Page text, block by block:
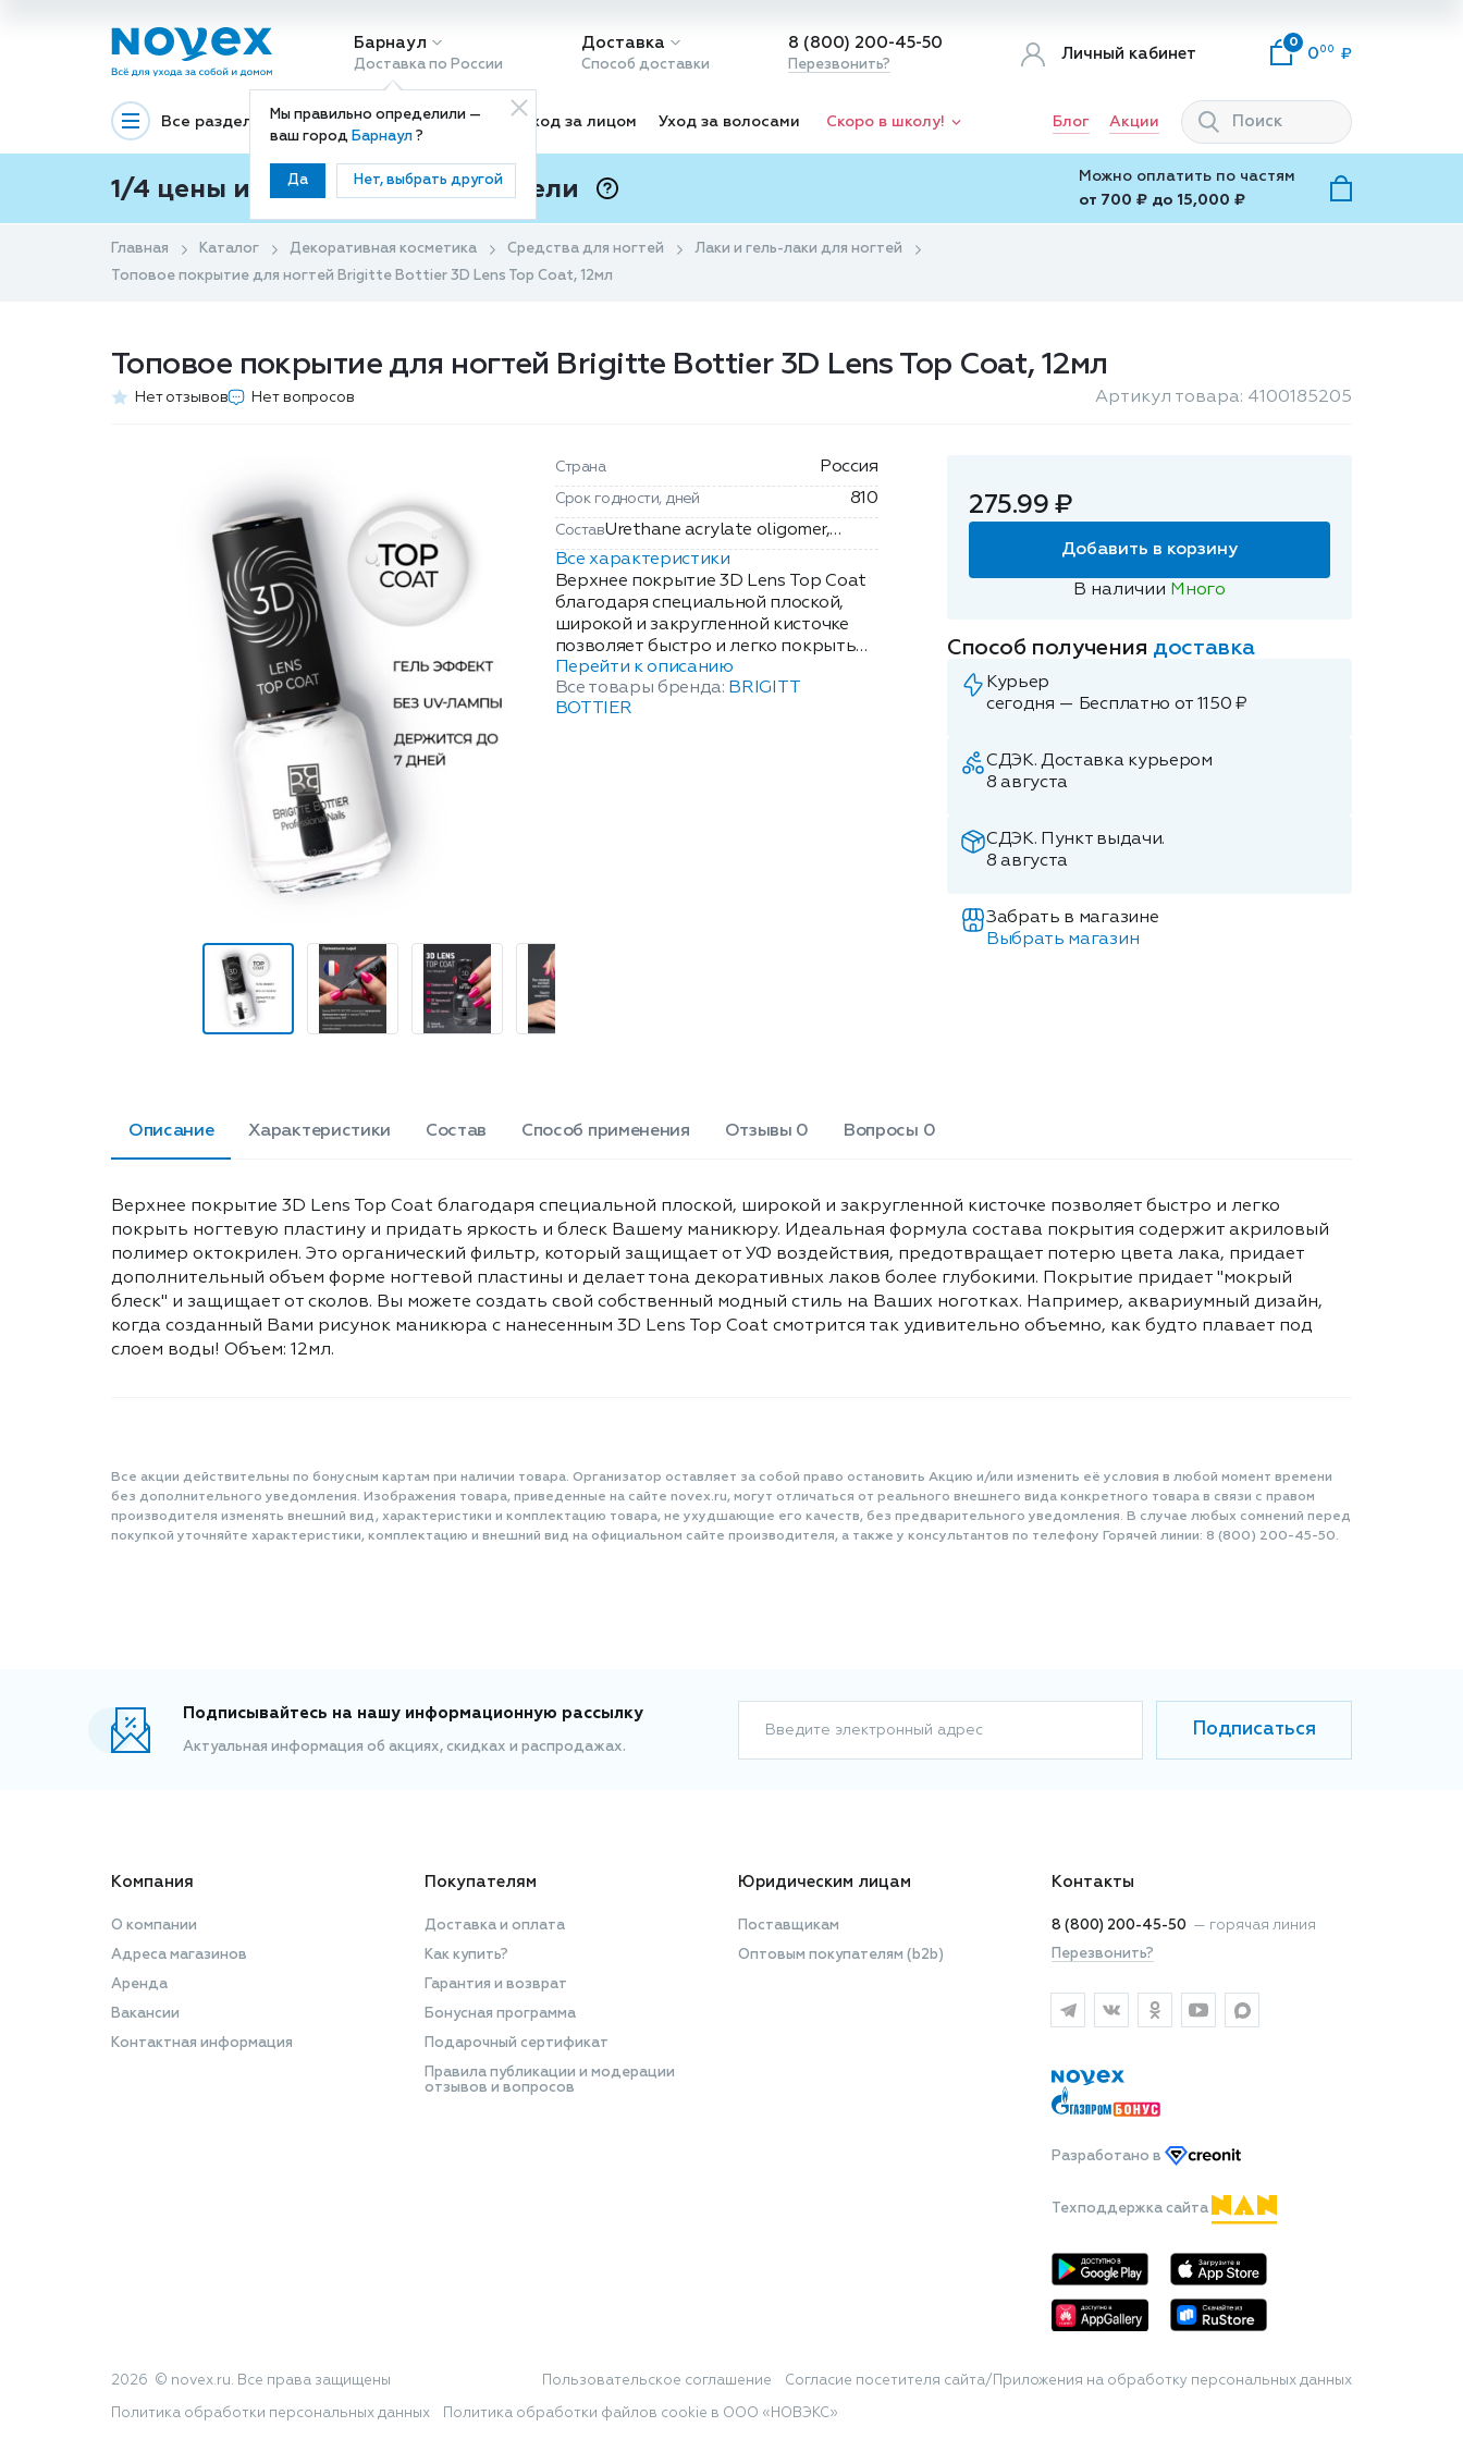
Барнаул
Доставка по России
Мы правильно определили —
ваш город Барнаул?
Да Нет, выбрать другой
Доставка
Способ доставки
8 (800) 200-45-50
Перезвонить?
Личный кабинет
0
0 00
Все разделы Декоративная косметика Уход за лицом Уход за волосами Скоро в школу! Блог Акции
1/4 цены и покупки ваши с Подели
Можно оплатить по частям
от 700 ₽ до 15,000 ₽
Главная Каталог Декоративная косметика Средства для ногтей
Лаки и гель-лаки для ногтей
Топовое покрытие для ногтей Brigitte Bottier 3D Lens Top Coat, 12мл
Топовое покрытие для ногтей Brigitte Bottier 3D Lens Top Coat, 12мл
Нет отзывов Нет вопросов Артикул товара: 4100185205
Страна Россия
Срок годности, дней 810
СоставUrethane acrylate oligomer,
Special acrylate copolymer,
Hydroxyethyl methacrylate,
2,4,6-trimethylbenzoyl-diphenyl
phosphine oxide,
Hydroxycyclohexyl-phenyl
ketone, special additives, silica.
Все характеристики
Верхнее покрытие 3D Lens Top Coat
благодаря специальной плоской,
широкой и закругленной кисточке
позволяет быстро и легко покрыть
ногтевую пластину и придать
яркость и блеск Вашему маникюру.
Идеальная формула состава
сколов. Вы можете создать свой
собственный модный стиль на
аквариумный дизайн, когда
созданный Вами рисунок маникюра
Объем: 12мл.
Перейти к описанию
Все товары бренда: BRIGITT
BOTTIER
275.99 ₽
Добавить в корзину
В наличии Много
Способ получения доставка
Курьер
сегодня — Бесплатно от 1150 ₽
СДЭК. Доставка курьером
8 августа
СДЭК. Пункт выдачи.
8 августа
Забрать в магазине
Выбрать магазин
Описание Характеристики Состав Способ применения Отзывы 0 Вопросы 0
Верхнее покрытие 3D Lens Top Coat благодаря специальной плоской, широкой и закругленной кисточке позволяет быстро и легко
покрыть ногтевую пластину и придать яркость и блеск Вашему маникюру. Идеальная формула состава покрытия содержит акриловый
полимер октокрилен. Это органический фильтр, который защищает от УФ воздействия, предотвращает потерю цвета лака, придает
дополнительный объем форме ногтевой пластины и делает тона декоративных лаков более глубокими. Покрытие придает "мокрый
блеск" и защищает от сколов. Вы можете создать свой собственный модный стиль на Ваших ноготках. Например, аквариумный дизайн,
когда созданный Вами рисунок маникюра с нанесенным 3D Lens Top Coat смотрится так удивительно объемно, как будто плавает под
слоем воды! Объем: 12мл.
Все акции действительны по бонусным картам при наличии товара. Организатор оставляет за собой право остановить Акцию и/или изменить её условия в любой момент времени
без дополнительного уведомления. Изображения товара, приведенные на сайте novex.ru, могут отличаться от реального внешнего вида конкретного товара в связи с правом
производителя изменять внешний вид, характеристики и комплектацию товара, не ухудшающие его качеств, без предварительного уведомления. В случае любых сомнений перед
покупкой уточняйте характеристики, комплектацию и внешний вид на официальном сайте производителя, а также у консультантов по телефону Горячей линии: 8 (800) 200-45-50.
Подписывайтесь на нашу информационную рассылку
Актуальная информация об акциях, скидках и распродажах.
Введите электронный адрес Подписаться
Компания
О компании
Адреса магазинов
Аренда
Вакансии
Контактная информация
Покупателям
Доставка и оплата
Как купить?
Гарантия и возврат
Бонусная программа
Подарочный сертификат
Правила публикации и модерации
отзывов и вопросов
Юридическим лицам
Поставщикам
Оптовым покупателям (b2b)
Контакты
8 (800) 200-45-50 — горячая линия
Перезвонить?
Разработано в
Техподдержка сайта
2026 © novex.ru. Все права защищены Пользовательское соглашение Согласие посетителя сайта/Приложения на обработку персональных данных
Политика обработки персональных данных Политика обработки файлов cookie в ООО «НОВЭКС»